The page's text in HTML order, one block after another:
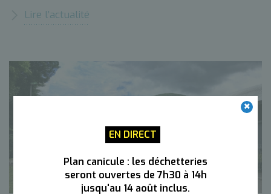
EN DIRECT
Plan canicule : les déchetteries
seront ouvertes de 7h30 à 14h
jusqu'au 14 août inclus.
Lire l’actualité